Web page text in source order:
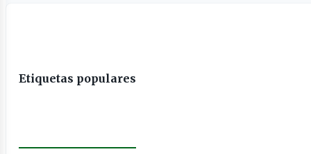
Etiquetas populares